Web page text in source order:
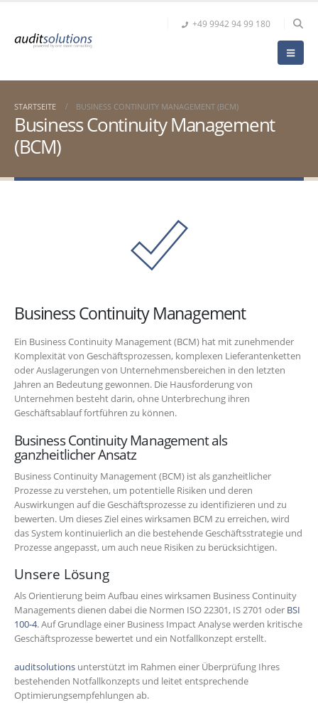
+49 9942 94 99 180
STARTSEITE BUSINESS CONTINUITY MANAGEMENT (BCM)
Business Continuity Management
(BCM)
Business Continuity Management
Ein Business Continuity Management (BCM) hat mit zunehmender
Komplexität von Geschäftsprozessen, komplexen Lieferantenketten
oder Auslagerungen von Unternehmensbereichen in den letzten
Jahren an Bedeutung gewonnen. Die Hausforderung von
Unternehmen besteht darin, ohne Unterbrechung ihren
Geschäftsablauf fortführen zu können.
Business Continuity Management als
ganzheitlicher Ansatz
Business Continuity Management (BCM) ist als ganzheitlicher
Prozesse zu verstehen, um potentielle Risiken und deren
Auswirkungen auf die Geschäftsprozesse zu identifizieren und zu
bewerten. Um dieses Ziel eines wirksamen BCM zu erreichen, wird
das System kontinuierlich an die bestehende Geschäftsstrategie und
Prozesse angepasst, um auch neue Risiken zu berücksichtigen.
Unsere Lösung
Als Orientierung beim Aufbau eines wirksamen Business Continuity
Managements dienen dabei die Normen ISO 22301, IS 2701 oder BSI
100-4. Auf Grundlage einer Business Impact Analyse werden kritische
Geschäftsprozesse bewertet und ein Notfallkonzept erstellt.
auditsolutions unterstützt im Rahmen einer Überprüfung Ihres
bestehenden Notfallkonzepts und leitet entsprechende
Optimierungsempfehlungen ab.